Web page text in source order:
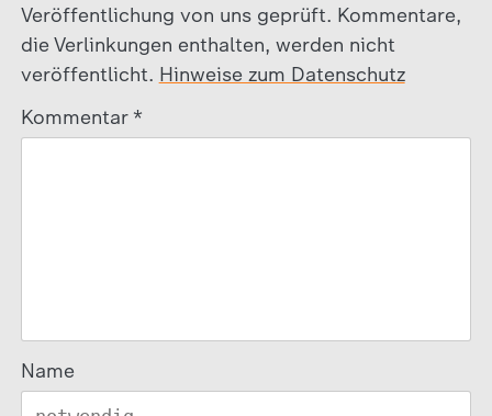
Veröffentlichung von uns geprüft. Kommentare,
die Verlinkungen enthalten, werden nicht
veröffentlicht. Hinweise zum Datenschutz
Kommentar *
Name